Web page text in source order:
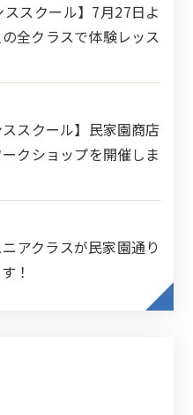
ススクール】7月27日よ
全クラスで体験レッス
スクール】民家園商店
クショップを開催しま
アクラスが民家園通り
！